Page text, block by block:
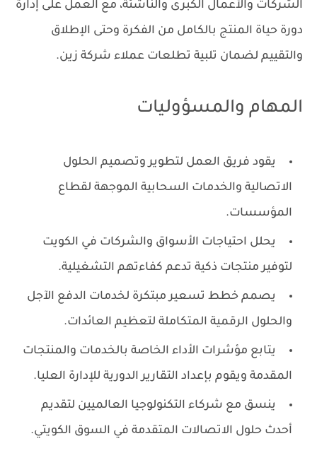
الشركات والأعمال الكبرى والناشئة، مع العمل على إدارة
دورة حياة المنتج بالكامل من الفكرة وحتى الإطلاق
والتقييم لضمان تلبية تطلعات عملاء شركة زين.
المهام والمسؤوليات
يقود فريق العمل لتطوير وتصميم الحلول
الاتصالية والخدمات السحابية الموجهة لقطاع
المؤسسات.
يحلل احتياجات الأسواق والشركات في الكويت
لتوفير منتجات ذكية تدعم كفاءتهم التشغيلية.
يصمم خطط تسعير مبتكرة لخدمات الدفع الآجل
والحلول الرقمية المتكاملة لتعظيم العائدات.
يتابع مؤشرات الأداء الخاصة بالخدمات والمنتجات
المقدمة ويقوم بإعداد التقارير الدورية للإدارة العليا.
ينسق مع شركاء التكنولوجيا العالميين لتقديم
أحدث حلول الاتصالات المتقدمة في السوق الكويتي.